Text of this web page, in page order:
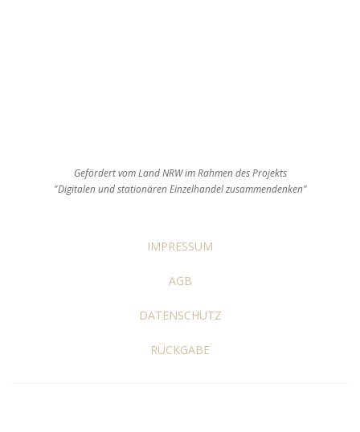
Gefördert vom Land NRW im Rahmen des Projekts
"Digitalen und stationären Einzelhandel zusammendenken"
IMPRESSUM
AGB
DATENSCHUTZ
RÜCKGABE